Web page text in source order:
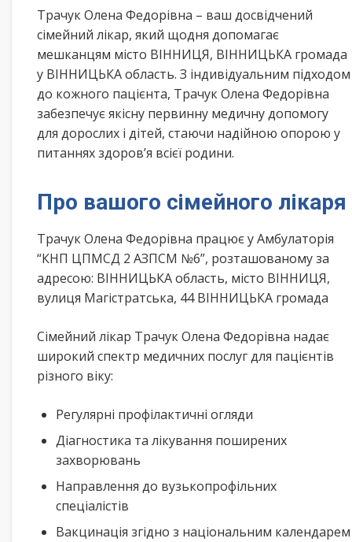
Трачук Олена Федорівна – ваш досвідчений
сімейний лікар, який щодня допомагає
мешканцям місто ВІННИЦЯ, ВІННИЦЬКА громада
у ВІННИЦЬКА область. З індивідуальним підходом
до кожного пацієнта, Трачук Олена Федорівна
забезпечує якісну первинну медичну допомогу
для дорослих і дітей, стаючи надійною опорою у
питаннях здоров’я всієї родини.
Про вашого сімейного лікаря
Трачук Олена Федорівна працює у Амбулаторія
“КНП ЦПМСД 2 АЗПСМ №6”, розташованому за
адресою: ВІННИЦЬКА область, місто ВІННИЦЯ,
вулиця Магістратська, 44 ВІННИЦЬКА громада
Сімейний лікар Трачук Олена Федорівна надає
широкий спектр медичних послуг для пацієнтів
різного віку:
Регулярні профілактичні огляди
Діагностика та лікування поширених
захворювань
Направлення до вузькопрофільних
спеціалістів
Вакцинація згідно з національним календарем